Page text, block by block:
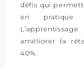
défis qui
en
améliorer la
40%.